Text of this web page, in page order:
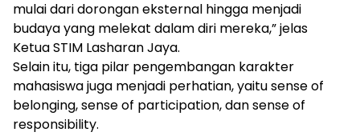
mulai dari dorongan eksternal hingga menjadi
budaya yang melekat dalam diri mereka,” jelas
Ketua STIM Lasharan Jaya.
Selain itu, tiga pilar pengembangan karakter
mahasiswa juga menjadi perhatian, yaitu sense of
belonging, sense of participation, dan sense of
responsibility.